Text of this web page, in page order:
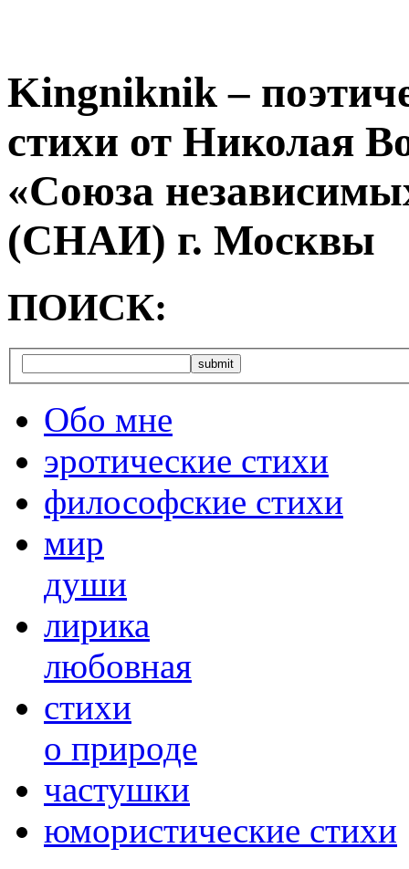
Kingniknik –
стихи от Николая
«Союза
(СНАИ) г. Москвы
ПОИСК:
Обо мне
эротические стихи
философские стихи
мир
души
лирика
любовная
cтихи
о природе
частушки
юмористические стихи